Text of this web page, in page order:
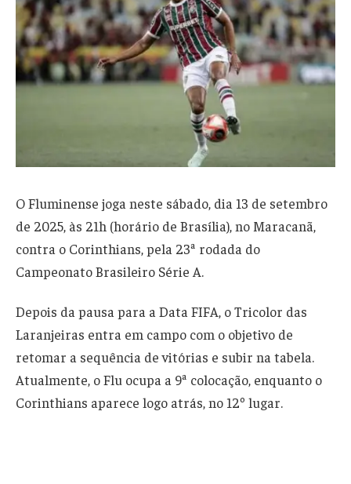
O Fluminense joga neste sábado, dia 13 de setembro
de 2025, às 21h (horário de Brasília), no Maracanã,
contra o Corinthians, pela 23ª rodada do
Campeonato Brasileiro Série A.
Depois da pausa para a Data FIFA, o Tricolor das
Laranjeiras entra em campo com o objetivo de
retomar a sequência de vitórias e subir na tabela.
Atualmente, o Flu ocupa a 9ª colocação, enquanto o
Corinthians aparece logo atrás, no 12º lugar.